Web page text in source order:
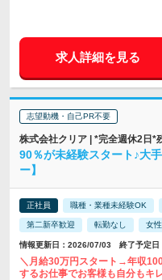
求人詳細を見る
志望動機・自己PR不要
株式会社クリア | *完全週休2日*
90％が未経験スタート♪大
ー】
正社員 職種・業種未経験OK
第二新卒歓迎 転勤なし 女
情報更新日：2026/07/03 終了予定日
＼月給30万円スタート→年収
するお仕事でお客様も自分もキ